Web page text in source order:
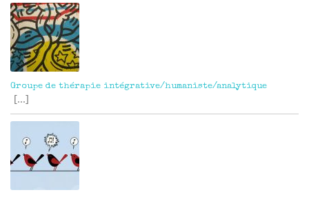
Groupe de thérapie intégrative/humaniste/analytique
[...]